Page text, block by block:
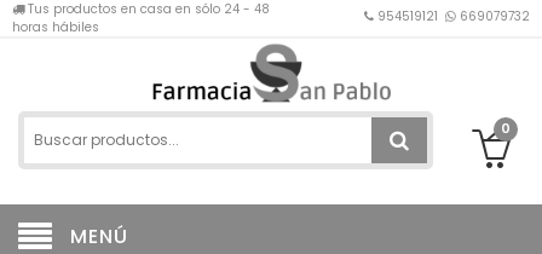
Tus productos en casa en sólo 24 - 48
horas hábiles
954519121 669079732
0
MENÚ